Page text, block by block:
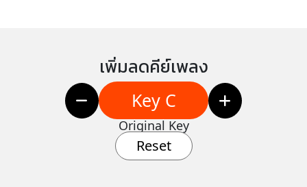
เพิ่มลดคีย์เพลง
Key C
Original Key
Reset